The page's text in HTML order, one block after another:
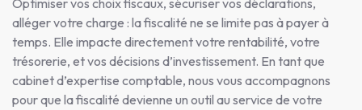
Optimiser vos choix fiscaux, sécuriser vos déclarations,
alléger votre charge : la fiscalité ne se limite pas à payer à
temps. Elle impacte directement votre rentabilité, votre
trésorerie, et vos décisions d’investissement. En tant que
cabinet d’expertise comptable, nous vous accompagnons
pour que la fiscalité devienne un outil au service de votre